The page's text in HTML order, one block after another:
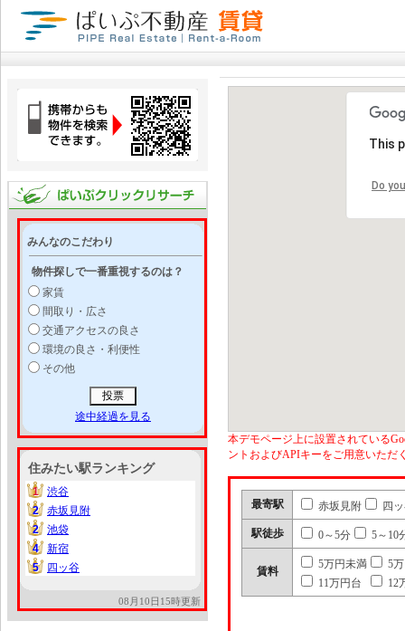
みんなのこだわり
物件探しで一番重視するのは？
家賃
間取り・広さ
交通アクセスの良さ
環境の良さ・利便性
その他
途中経過を見る
住みたい駅ランキング
1
1
渋谷
2
2
赤坂見附
2
2
池袋
4
4
新宿
5
5 四ッ谷
08月10日15時更新
This
Do
本デモページ上に設置されている
ントおよびAPIキーをご用意いただ
最寄駅 赤坂見附 四
駅徒歩 0～5分 5～10
賃料
5万円未満
5
11万円台
12